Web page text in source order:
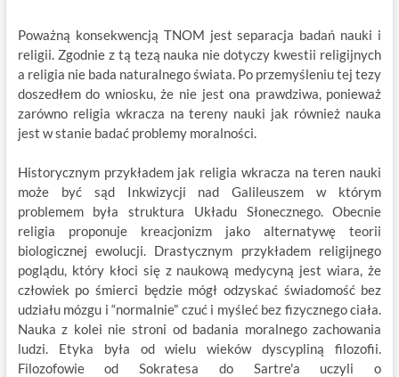
Poważną konsekwencją TNOM jest separacja badań nauki i
religii. Zgodnie z tą tezą nauka nie dotyczy kwestii religijnych
a religia nie bada naturalnego świata. Po przemyśleniu tej tezy
doszedłem do wniosku, że nie jest ona prawdziwa, ponieważ
zarówno religia wkracza na tereny nauki jak również nauka
jest w stanie badać problemy moralności.
Historycznym przykładem jak religia wkracza na teren nauki
może być sąd Inkwizycji nad Galileuszem w którym
problemem była struktura Układu Słonecznego. Obecnie
religia proponuje kreacjonizm jako alternatywę teorii
biologicznej ewolucji. Drastycznym przykładem religijnego
poglądu, który kłoci się z naukową medycyną jest wiara, że
człowiek po śmierci będzie mógł odzyskać świadomość bez
udziału mózgu i “normalnie” czuć i myśleć bez fizycznego ciała.
Nauka z kolei nie stroni od badania moralnego zachowania
ludzi. Etyka była od wielu wieków dyscypliną filozofii.
Filozofowie od Sokratesa do Sartre'a uczyli o